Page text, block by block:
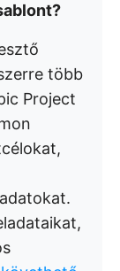
több
Project